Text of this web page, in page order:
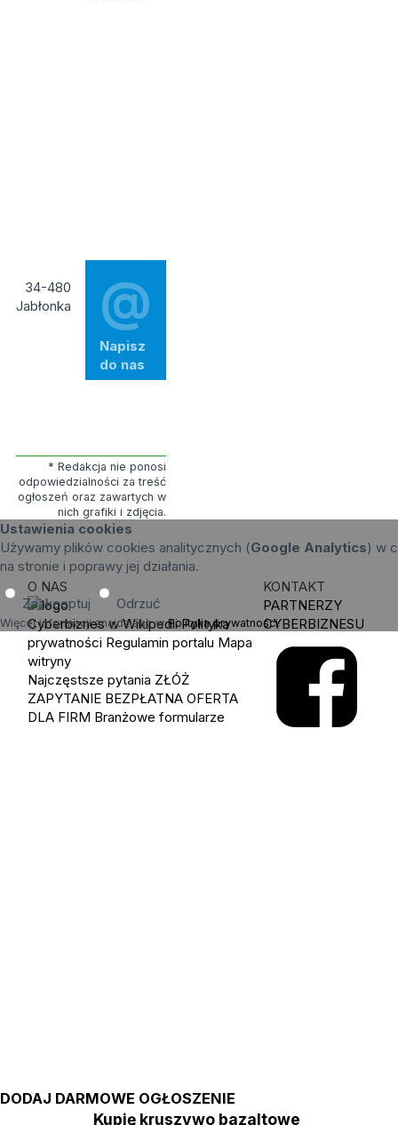
34-480
Jabłonka
@
Napisz
do nas
* Redakcja nie ponosi
odpowiedzialności za treść
ogłoszeń oraz zawartych w
nich grafiki i zdjęcia.
DODAJ DARMOWE OGŁOSZENIE
Kupię kruszywo bazaltowe
Ustawienia cookies
Używamy plików cookies analitycznych (Google Analytics) w
na stronie i poprawy jej działania.
Zaakceptuj Odrzuć
Więcej informacji znajdziesz wPolityka prywatności.
O NAS
Cyberbiznes w Wikipedii Polityka
prywatności Regulamin portalu Mapa
witryny
Najczęstsze pytania ZŁÓŻ
ZAPYTANIE BEZPŁATNA OFERTA
DLA FIRM Branżowe formularze
KONTAKT
PARTNERZY
CYBERBIZNESU